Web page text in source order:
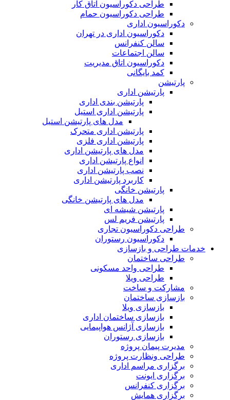
طراحی دکوراسیون اتاق کار
طراحی دکوراسیون حمام
دکوراسیون اداری
دکوراسیون اداری در تهران
سالن کنفرانس
سالن اجتماعات
دکوراسیون اتاق مدیریت
کمد بایگانی
پارتیشن
پارتیشن اداری
پارتیشن بندی اداری
پارتیشن اداری استیل
مدل های پارتیشن استیل
پارتیشن اداری متحرک
پارتیشن اداری فلزی
مدل های پارتیشن اداری
انواع پارتیشن اداری
نصب پارتیشن اداری
کاربرد پارتیشن اداری
پارتیشن خانگی
مدل های پارتیشن خانگی
پارتیشن شیشه ای
پارتیشن فریم لس
طراحی دکوراسیون تجاری
دکوراسیون رستوران
خدمات طراحی و بازسازی
طراحی ساختمان
طراحی واحد مسکونی
طراحی ویلا
مشارکت و ساخت
بازسازی ساختمان
بازسازی ویلا
بازسازی ساختمان اداری
بازسازی آژانس هواپیمایی
بازسازی رستوران
مدیرت پیمان پروژه
طراحی ونظارت پروژه
برگزاری مراسم اداری
برگزاری ایونت
برگزاری کنفرانس
برگزاری همایش